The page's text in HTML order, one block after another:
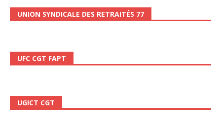
UNION SYNDICALE DES RETRAITÉS 77
UFC CGT FAPT
UGICT CGT